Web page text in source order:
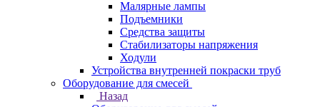
Малярные лампы
Подъемники
Средства защиты
Стабилизаторы напряжения
Ходули
Устройства внутренней покраски труб
Оборудование для смесей
Назад